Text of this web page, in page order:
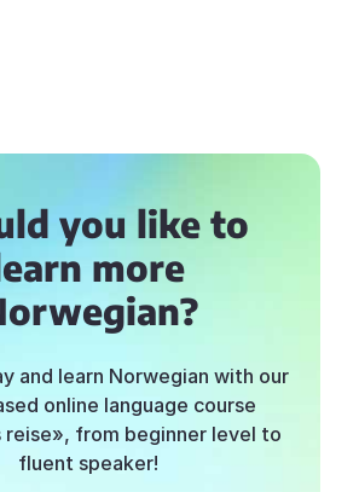
you like to
more
and learn Norwegian with our
online language course
reise», from beginner level to
fluent speaker!